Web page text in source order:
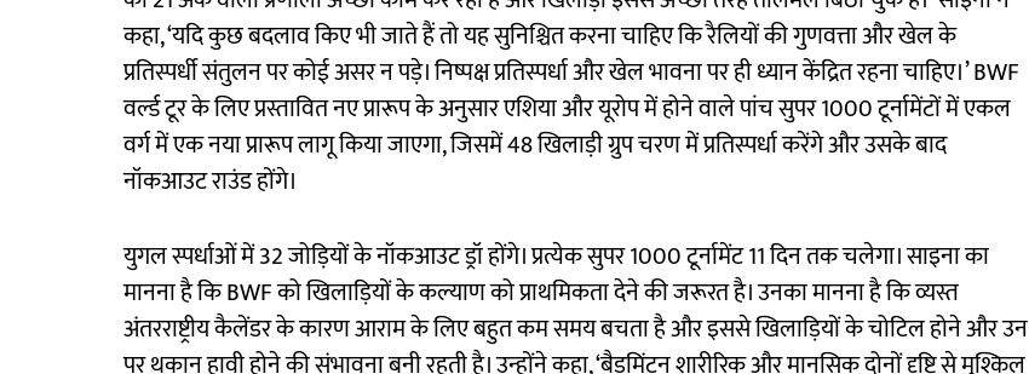
कहा, ‘यदि कुछ बदलाव किए भी जाते हैं तो यह सुनिश्चित करना चाहिए कि रैलियों की गुणवत्ता और खेल के
प्रतिस्पर्धी संतुलन पर कोई असर न पड़े। निष्पक्ष प्रतिस्पर्धा और खेल भावना पर ही ध्यान केंद्रित रहना चाहिए।’ BWF
वर्ल्ड टूर के लिए प्रस्तावित नए प्रारूप के अनुसार एशिया और यूरोप में होने वाले पांच सुपर 1000 टूर्नामेंटों में एकल
वर्ग में एक नया प्रारूप लागू किया जाएगा, जिसमें 48 खिलाड़ी ग्रुप चरण में प्रतिस्पर्धा करेंगे और उसके बाद
नॉकआउट राउंड होंगे।
युगल स्पर्धाओं में 32 जोड़ियों के नॉकआउट ड्रॉ होंगे। प्रत्येक सुपर 1000 टूर्नामेंट 11 दिन तक चलेगा। साइना का
मानना है कि BWF को खिलाड़ियों के कल्याण को प्राथमिकता देने की जरूरत है। उनका मानना है कि व्यस्त
अंतरराष्ट्रीय कैलेंडर के कारण आराम के लिए बहुत कम समय बचता है और इससे खिलाड़ियों के चोटिल होने और उन
पर थकान हावी होने की संभावना बनी रहती है। उन्होंने कहा, ‘बैडमिंटन शारीरिक और मानसिक दोनों दृष्टि से मुश्किल